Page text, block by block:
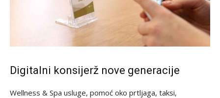
Digitalni konsijerž nove generacije
Wellness & Spa usluge, pomoć oko prtljaga, taksi,